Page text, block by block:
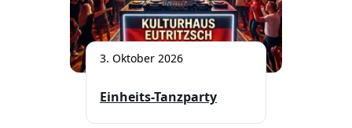
3. Oktober 2026
Einheits-Tanzparty